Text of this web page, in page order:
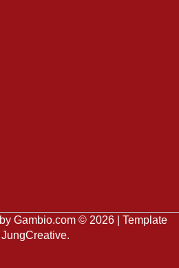
by Gambio.com © 2026 | Template
JungCreative.